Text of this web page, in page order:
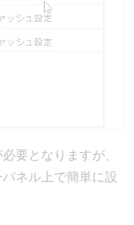
要となりますが、
ネル上で簡単に設